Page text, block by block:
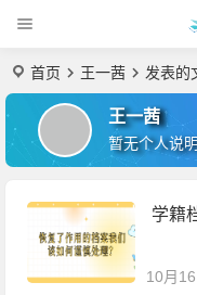
首页 王一茜 发表的
王一茜
暂无个人说
学籍
10月16